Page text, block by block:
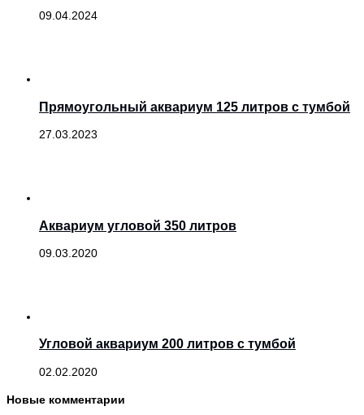
09.04.2024
Прямоугольный аквариум 125 литров с тумбой
27.03.2023
Аквариум угловой 350 литров
09.03.2020
Угловой аквариум 200 литров с тумбой
02.02.2020
Новые комментарии